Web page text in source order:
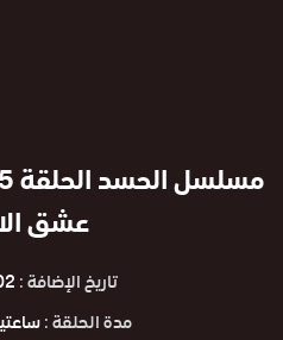
عشق
تاريخ الإضافة :
مدة الحلقة :ساعتين و